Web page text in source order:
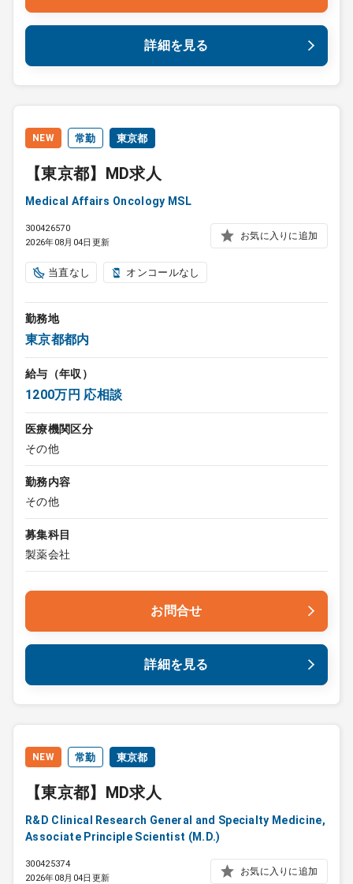
詳細を見る
NEW 常勤 東京都
【東京都】MD求人
Medical Affairs Oncology MSL
300426570
2026年08月04日更新
お気に入りに追加
当直なし オンコールなし
勤務地
東京都都内
給与（年収）
1200万円 応相談
医療機関区分
その他
勤務内容
その他
募集科目
製薬会社
お問合せ
詳細を見る
NEW 常勤 東京都
【東京都】MD求人
R&D Clinical Research General and Specialty Medicine,
Associate Principle Scientist (M.D.)
300425374
2026年08月04日更新
お気に入りに追加